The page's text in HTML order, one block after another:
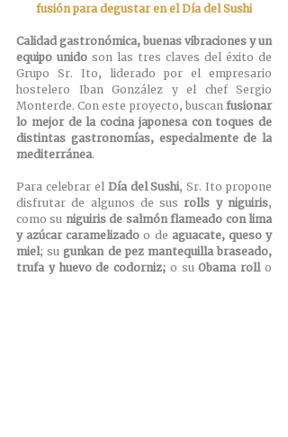
fusión para degustar en el Día del Sushi
Calidad gastronómica, buenas vibraciones y un
equipo unido son las tres claves del éxito de
Grupo Sr. Ito, liderado por el empresario
hostelero Iban González y el chef Sergio
Monterde. Con este proyecto, buscan fusionar
lo mejor de la cocina japonesa con toques de
distintas gastronomías, especialmente de la
mediterránea.
Para celebrar el Día del Sushi, Sr. Ito propone
disfrutar de algunos de sus rolls y niguiris,
como su niguiris de salmón flameado con lima
y azúcar caramelizado o de aguacate, queso y
miel ; su gunkan de pez mantequilla braseado,
trufa y huevo de codorniz; o su Obama roll